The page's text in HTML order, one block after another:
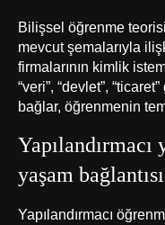
Bilişsel öğrenme
mevcut şemalarıyla
firmalarının kimlik
“veri”, “devlet”,
bağlar, öğrenmenin
yaşam bağlantısı
Yapılandırmacı